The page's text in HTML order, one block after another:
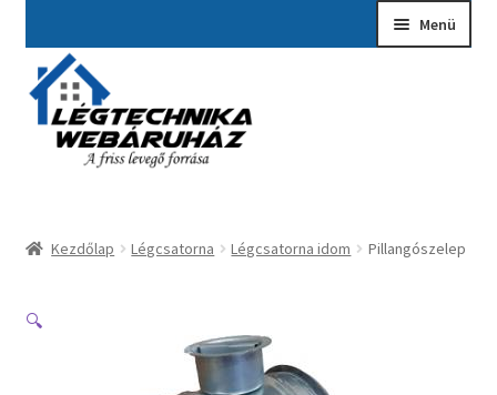
navigációhoz
tartalomba
Menü
Kezdőlap
A fiókom
Ajánlatkérés
Általános szerződési feltételek
Kezdőlap Légcsatorna Légcsatorna idom Pillangószelep
🔍